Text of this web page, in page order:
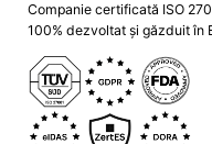
Companie certificată ISO
100% dezvoltat și găzduit în